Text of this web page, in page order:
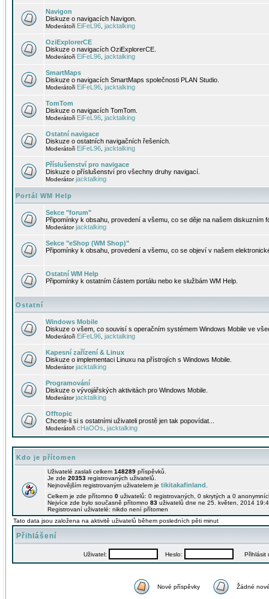
Navigon
Diskuze o navigacích Navigon.
Moderátoři EiFeL96 jacktalking
OziExplorerCE
Diskuze o navigacích OziExplorerCE.
Moderátoři EiFeL96 jacktalking
SmartMaps
Diskuze o navigacích SmartMaps společnosti PLAN Studio.
Moderátoři EiFeL96 jacktalking
TomTom
Diskuze o navigacích TomTom.
Moderátoři EiFeL96 jacktalking
Ostatní navigace
Diskuze o ostatních navigačních řešeních.
Moderátoři EiFeL96 jacktalking
Příslušenství pro navigace
Diskuze o příslušenství pro všechny druhy navigací.
Moderátorjacktalking
Portál WM Help
Sekce "forum"
Připomínky k obsahu, provedení a všemu, co se děje na našem diskuzním
Moderátorjacktalking
Sekce "eShop (WM Shop)"
Připomínky k obsahu, provedení a všemu, co se objeví v našem
Ostatní WM Help
Připomínky k ostatním částem portálu nebo ke službám WM Help.
Ostatní
Windows Mobile
Diskuze o všem, co souvisí s operačním systémem Windows Mobile ve
Moderátoři EiFeL96 jacktalking
Kapesní zařízení & Linux
Diskuze o implementaci Linuxu na přístrojích s Windows Mobile.
Moderátorjacktalking
Programování
Diskuze o vývojářských aktivitách pro Windows Mobile.
Moderátorjacktalking
Offtopic
Chcete-li si s ostatními uživateli prostě jen tak popovídat...
Moderátoři cHaOOs jacktalking
Kdo je přítomen
Uživatelé zaslali celkem 148289 příspěvků.
Je zde 20353 registrovaných uživatelů.
Nejnovějším registrovaným uživatelem je tikitakafinland
Celkem je zde přítomno 0 uživatelů: 0 registrovaných, 0 skrytých a 0
Nejvíce zde bylo současně přítomno 83 uživatelů dne ne 25. květen, 2014
Registrovaní uživatelé: nikdo není přítomen
Tato data jsou založena na aktivitě uživatelů během posledních pěti minut
Přihlášení
Uživatel: Heslo: Přihlásit
Nové příspěvky Žádné